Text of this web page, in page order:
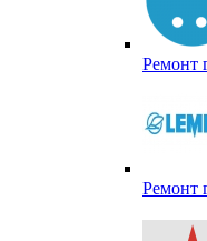
Ремонт
Ремонт